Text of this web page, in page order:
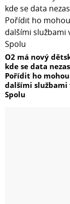
O2 má nový
kde se data
Pořídit ho
dalšími službami
Spolu